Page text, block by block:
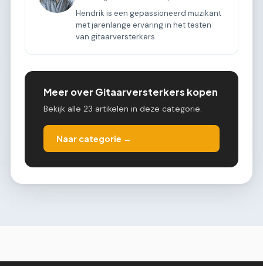
Hendrik is een gepassioneerd muzikant
met jarenlange ervaring in het testen
van gitaarversterkers.
Meer over Gitaarversterkers kopen
Bekijk alle 23 artikelen in deze categorie.
Naar categorie →